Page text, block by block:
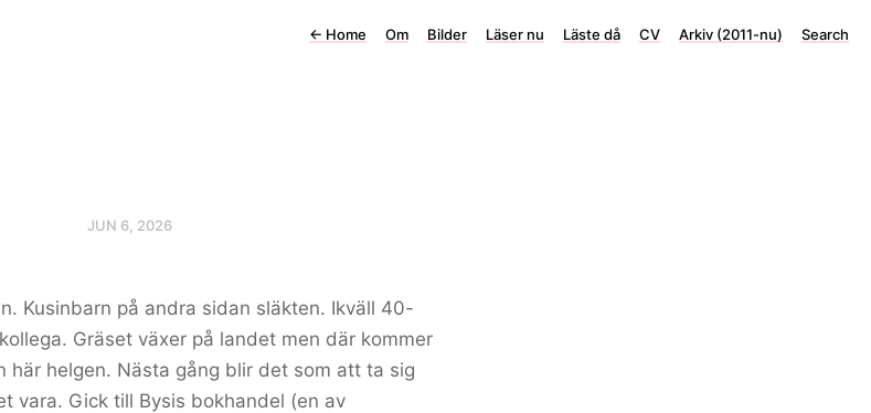
← Home Om Bilder Läser nu Läste då CV Arkiv (2011-nu) Search
JUN 6, 2026
Kusinbarn på andra sidan släkten. Ikväll 40-
Gräset växer på landet men där kommer
här helgen. Nästa gång blir det som att ta sig
vara. Gick till Bysis bokhandel (en av